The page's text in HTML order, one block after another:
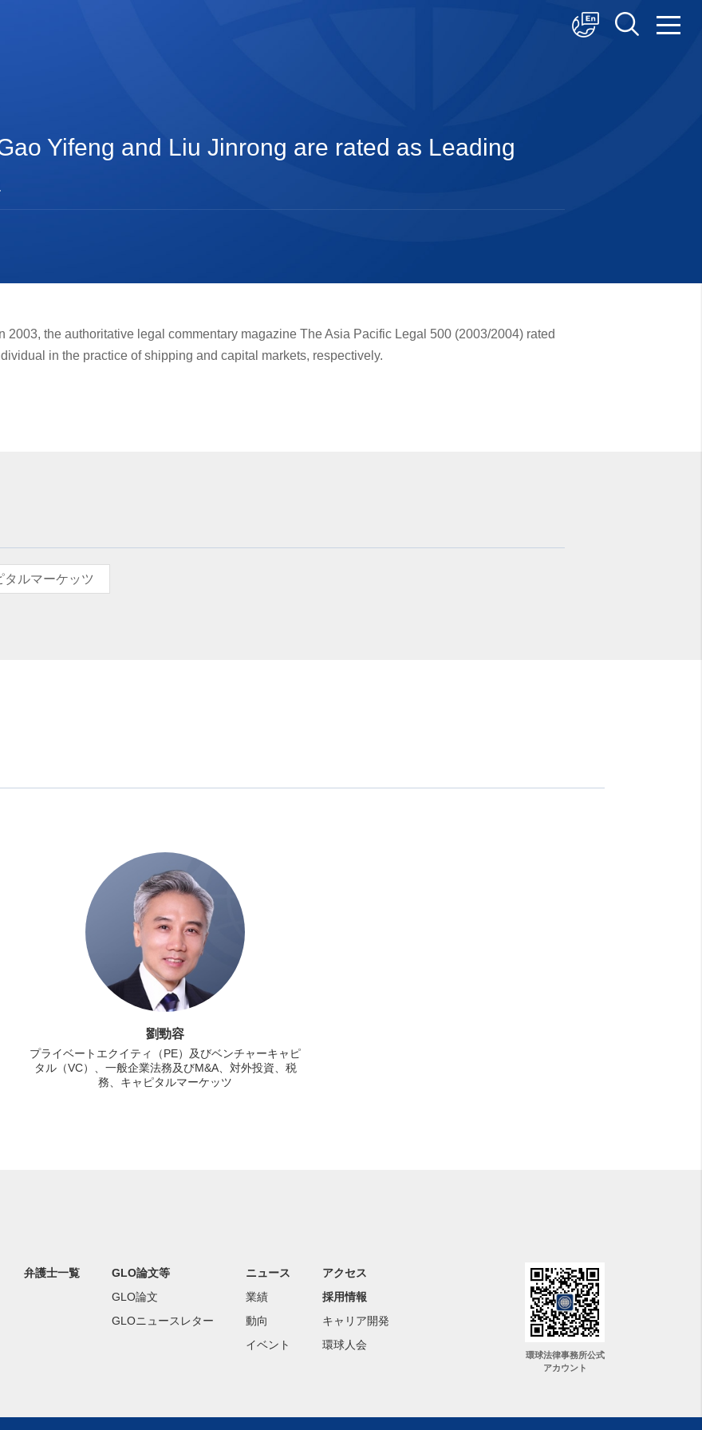
Yifeng and Liu Jinrong are rated as Leading
2003, the authoritative legal commentary magazine The Asia Pacific Legal 500 (2003/2004) rated
in the practice of shipping and capital markets, respectively.
タルマーケッツ
劉勁容
プライベートエクイティ（PE）及びベンチャーキャピ
タル（VC）、一般企業法務及びM&A、対外投資、税
務、キャピタルマーケッツ
弁護士一覧
GLO論文等
GLO論文
GLOニュースレター
ニュース
業績
動向
イベント
アクセス
採用情報
キャリア開発
環球人会
環球法律事務所公式
アカウント